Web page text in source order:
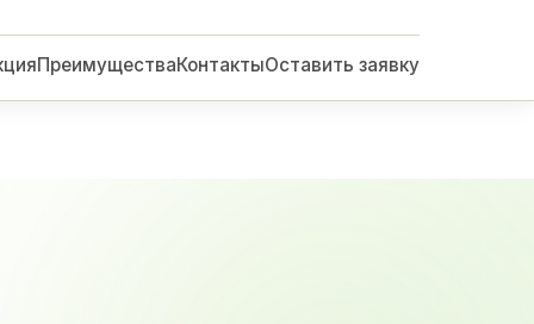
ПреимуществаКонтактыОставить заявку